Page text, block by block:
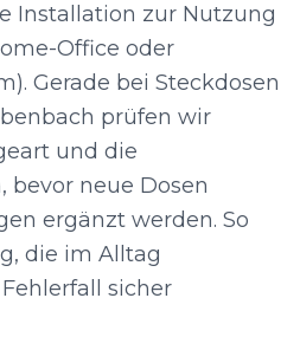
Installation zur Nutzung
Office oder
Gerade bei Steckdosen
prüfen wir
und die
bevor neue Dosen
ergänzt werden. So
die im Alltag
sicher